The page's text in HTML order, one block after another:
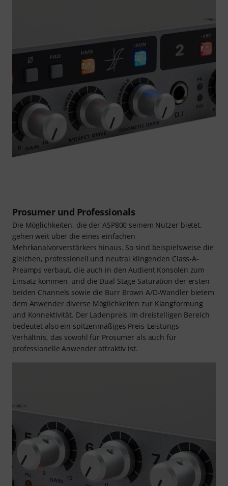
Prosumer und Professionals
Die Möglichkeiten, die der ASP800 seinem Nutzer bietet,
gehen weit über die eines einfachen
Mehrkanalvorverstärkers hinaus. So sind beispielsweise die
gleichen, professionell und neutral klingenden Class-A-
Preamps verbaut, die auch in den Audient Konsolen zum
Einsatz kommen, und die Dual Stage Saturation der ersten
beiden Channels sowie die Burr Brown A/D-Wandler bietem
dem Anwender diverse Möglichkeiten zur Klangformung
und Konnektivität. Der Ladenpreis im dreistelligen Bereich
bedeutet also ein spitzenmäßiges Preis-Leistungs-
Verhältnis, das sowohl für Prosumer als auch für
professionelle Anwender attraktiv ist.